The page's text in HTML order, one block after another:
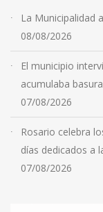
La Municipalidad
08/08/2026
El municipio
acumulaba basura
07/08/2026
Rosario celebra
días dedicados a
07/08/2026